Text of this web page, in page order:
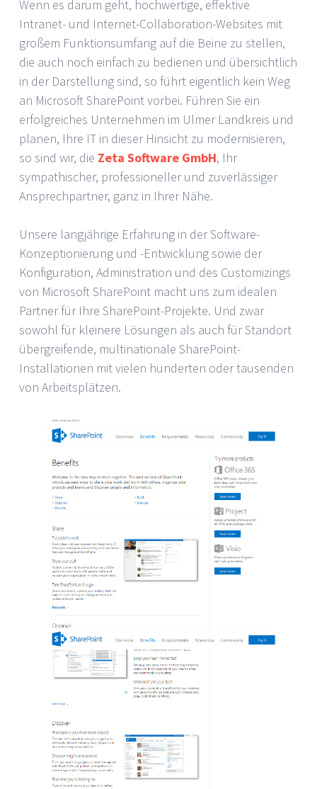
Wenn es darum geht, hochwertige, effektive
Intranet- und Internet-Collaboration-Websites mit
großem Funktionsumfang auf die Beine zu stellen,
die auch noch einfach zu bedienen und übersichtlich
in der Darstellung sind, so führt eigentlich kein Weg
an Microsoft SharePoint vorbei. Führen Sie ein
erfolgreiches Unternehmen im Ulmer Landkreis und
planen, Ihre IT in dieser Hinsicht zu modernisieren,
so sind wir, die Zeta Software GmbH, Ihr
sympathischer, professioneller und zuverlässiger
Ansprechpartner, ganz in Ihrer Nähe.
Unsere langjährige Erfahrung in der Software-
Konzeptionierung und -Entwicklung sowie der
Konfiguration, Administration und des Customizings
von Microsoft SharePoint macht uns zum idealen
Partner für Ihre SharePoint-Projekte. Und zwar
sowohl für kleinere Lösungen als auch für Standort
übergreifende, multinationale SharePoint-
Installationen mit vielen hunderten oder tausenden
von Arbeitsplätzen.